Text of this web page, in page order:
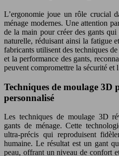
L’ergonomie joue un rôle crucial
ménage modernes. Une attention
de la main pour créer des gants
naturelle, réduisant ainsi la fatigue
fabricants utilisent des techniques
et la performance des gants,
peuvent compromettre la sécurité et
Techniques de moulage 3D
personnalisé
Les techniques de moulage 3D
gants de ménage. Cette
ultra-précis qui reproduisent
humaine. Le résultat est un gant
peau, offrant un niveau de confort